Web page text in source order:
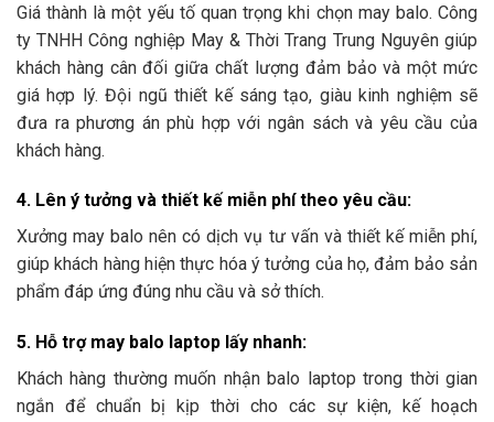
Giá thành là một yếu tố quan trọng khi chọn may balo. Công
ty TNHH Công nghiệp May & Thời Trang Trung Nguyên giúp
khách hàng cân đối giữa chất lượng đảm bảo và một mức
giá hợp lý. Đội ngũ thiết kế sáng tạo, giàu kinh nghiệm sẽ
đưa ra phương án phù hợp với ngân sách và yêu cầu của
khách hàng.
4. Lên ý tưởng và thiết kế miễn phí theo yêu cầu:
Xưởng may balo nên có dịch vụ tư vấn và thiết kế miễn phí,
giúp khách hàng hiện thực hóa ý tưởng của họ, đảm bảo sản
phẩm đáp ứng đúng nhu cầu và sở thích.
5. Hỗ trợ may balo laptop lấy nhanh:
Khách hàng thường muốn nhận balo laptop trong thời gian
ngắn để chuẩn bị kịp thời cho các sự kiện, kế hoạch